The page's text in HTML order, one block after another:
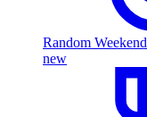
Random Weekend
new